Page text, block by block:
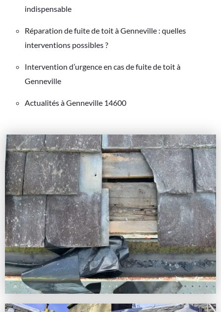
indispensable
Réparation de fuite de toit à Genneville : quelles
interventions possibles ?
Intervention d’urgence en cas de fuite de toit à
Genneville
Actualités à Genneville 14600